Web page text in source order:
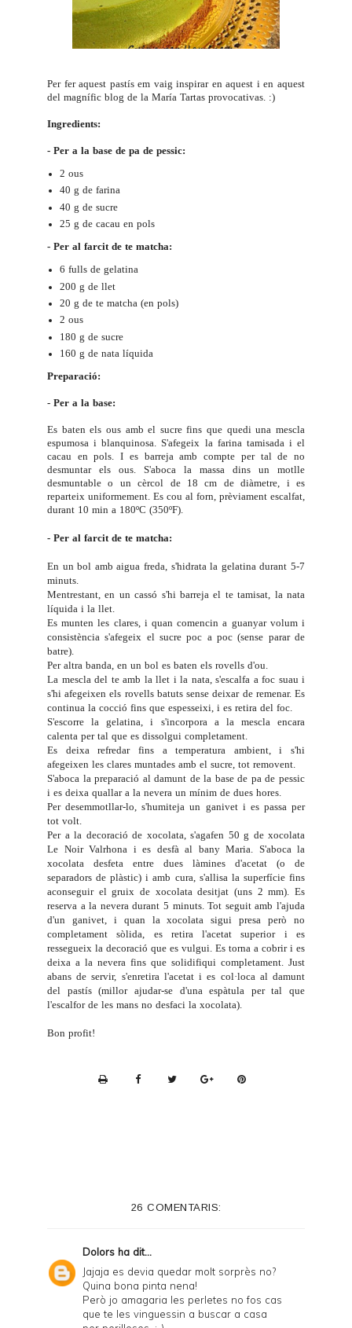
Per fer aquest pastís em vaig inspirar enaquest i en aquest
del magnífic blog de la María Tartas provocativas . :)
Ingredients:
- Per a la base de pa de pessic:
2 ous
40 g de farina
40 g de sucre
25 g de cacau en pols
- Per al farcit de te matcha:
6 fulls de gelatina
200 g de llet
20 g de te matcha (en pols)
2 ous
180 g de sucre
160 g de nata líquida
Preparació:
- Per a la base:
Es baten els ous amb el sucre fins que quedi una mescla
espumosa i blanquinosa. S'afegeix la farina tamisada i el
cacau en pols. I es barreja amb compte per tal de no
desmuntar els ous. S'aboca la massa dins un motlle
desmuntable o un cèrcol de 18 cm de diàmetre, i es
reparteix uniformement. Es cou al forn, prèviament escalfat,
durant 10 min a 180ºC (350ºF).
- Per al farcit de te matcha:
En un bol amb aigua freda, s'hidrata la gelatina durant 5-7
minuts.
Mentrestant, en un cassó s'hi barreja el te tamisat, la nata
líquida i la llet.
Es munten les clares, i quan comencin a guanyar volum i
consistència s'afegeix el sucre poc a poc (sense parar de
batre).
Per altra banda, en un bol es baten els rovells d'ou.
La mescla del te amb la llet i la nata, s'escalfa a foc suau i
s'hi afegeixen els rovells batuts sense deixar de remenar. Es
continua la cocció fins que espesseixi, i es retira del foc.
S'escorre la gelatina, i s'incorpora a la mescla encara
calenta per tal que es dissolgui completament.
Es deixa refredar fins a temperatura ambient, i s'hi
afegeixen les clares muntades amb el sucre, tot removent.
S'aboca la preparació al damunt de la base de pa de pessic
i es deixa quallar a la nevera un mínim de dues hores.
Per desemmotllar-lo, s'humiteja un ganivet i es passa per
tot volt.
Per a la decoració de xocolata, s'agafen 50 g de xocolata
Le Noir Valrhona i es desfà al bany Maria. S'aboca la
xocolata desfeta entre dues làmines d'acetat (o de
separadors de plàstic) i amb cura, s'allisa la superfície fins
aconseguir el gruix de xocolata desitjat (uns 2 mm). Es
reserva a la nevera durant 5 minuts. Tot seguit amb l'ajuda
d'un ganivet, i quan la xocolata sigui presa però no
completament sòlida, es retira l'acetat superior i es
ressegueix la decoració que es vulgui. Es torna a cobrir i es
deixa a la nevera fins que solidifiqui completament. Just
abans de servir, s'enretira l'acetat i es col·loca al damunt
del pastís (millor ajudar-se d'una espàtula per tal que
l'escalfor de les mans no desfaci la xocolata).
Bon profit!
i
e
26 COMENTARIS:
Dolors ha dit...
Jajaja es devia quedar molt sorprès no?
Quina bona pinta nena!
Però jo amagaria les perletes no fos cas
que te les vinguessin a buscar a casa